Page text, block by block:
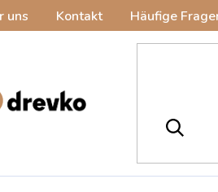
uns Kontakt Häufige